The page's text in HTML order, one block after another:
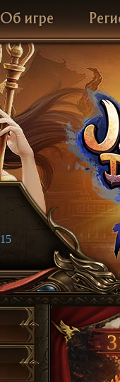
Об игре
15